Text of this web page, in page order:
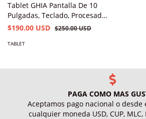
Tablet GHIA Pantalla De 10
Pulgadas, Teclado, Procesador
A523 OCTACORE, 4GB/64GB.
$190.00 USD $250.00 USD
TABLET
PAGA COMO MAS
Aceptamos pago nacional o desde
cualquier moneda USD, CUP, MLC,